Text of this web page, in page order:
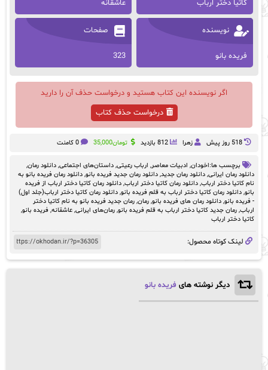
کاتیا دختر ارباب عاشقانه
نویسنده
فریده بانو
صفحات
323
اگر نویسنده این کتاب هستید و درخواست حذف آن را دارید
درخواست حذف کتاب
518 روز پيش زهرا 812 بازدید تومان35,000 0 کامنت
برچسب ها:اخودان, ادبیات معاصر, ارباب رعیتی, داستان‌های اجتماعی, دانلود رمان,
دانلود رمان ایرانی, دانلود رمان جدید, دانلود رمان جدید فریده بانو, دانلود رمان فریده بانو به
نام کاتیا دختر ارباب, دانلود رمان کاتیا دختر ارباب, دانلود رمان کاتیا دختر ارباب از فریده
بانو, دانلود رمان کاتیا دختر ارباب به قلم فریده بانو, دانلود رمان کاتیا دختر ارباب(جلد اول)
- فریده بانو, دانلود رمان های فریده بانو, رمان, رمان جدید فریده بانو به نام کاتیا دختر
ارباب, رمان جدید کاتیا دختر ارباب به قلم فریده بانو, رمان‌های ایرانی, عاشقانه, فریده بانو,
کاتیا دختر ارباب
لینک کوتاه محصول:
دیگر نوشته های فریده بانو